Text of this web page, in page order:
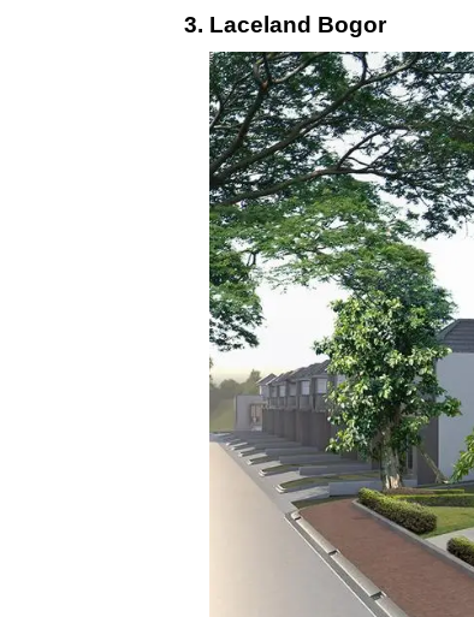
Laceland Bogor